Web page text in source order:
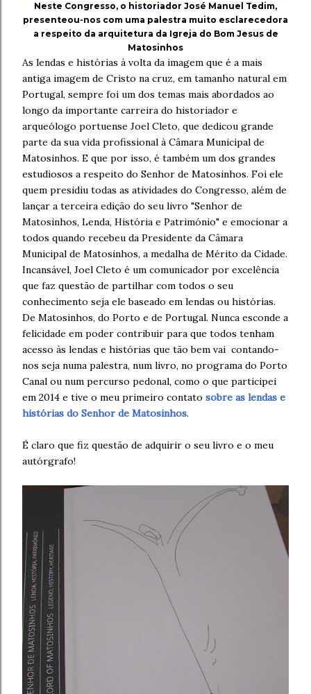
Neste Congresso, o historiador José Manuel Tedim,
presenteou-nos com uma palestra muito esclarecedora
a respeito da arquitetura da Igreja do Bom Jesus de
Matosinhos
As lendas e histórias à volta da imagem que é a mais
antiga imagem de Cristo na cruz, em tamanho natural em
Portugal, sempre foi um dos temas mais abordados ao
longo da importante carreira do historiador e
arqueólogo portuense Joel Cleto, que dedicou grande
parte da sua vida profissional à Câmara Municipal de
Matosinhos. E que por isso, é também um dos grandes
estudiosos a respeito do Senhor de Matosinhos. Foi ele
quem presidiu todas as atividades do Congresso, além de
lançar a terceira edição do seu livro "Senhor de
Matosinhos, Lenda, História e Património" e emocionar a
todos quando recebeu da Presidente da Câmara
Municipal de Matosinhos, a medalha de Mérito da Cidade.
Incansável, Joel Cleto é um comunicador por excelência
que faz questão de partilhar com todos o seu
conhecimento seja ele baseado em lendas ou histórias.
De Matosinhos, do Porto e de Portugal. Nunca esconde a
felicidade em poder contribuir para que todos tenham
acesso às lendas e histórias que tão bem vai contando-
nos seja numa palestra, num livro, no programa do Porto
Canal ou num percurso pedonal, como o que participei
em 2014 e tive o meu primeiro contato sobre as lendas e
histórias do Senhor de Matosinhos.
É claro que fiz questão de adquirir o seu livro e o meu
autórgrafo!